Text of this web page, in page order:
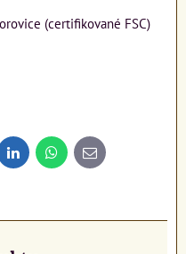
(certifikované FSC)
LinkedInWhatsApp
E-
mail